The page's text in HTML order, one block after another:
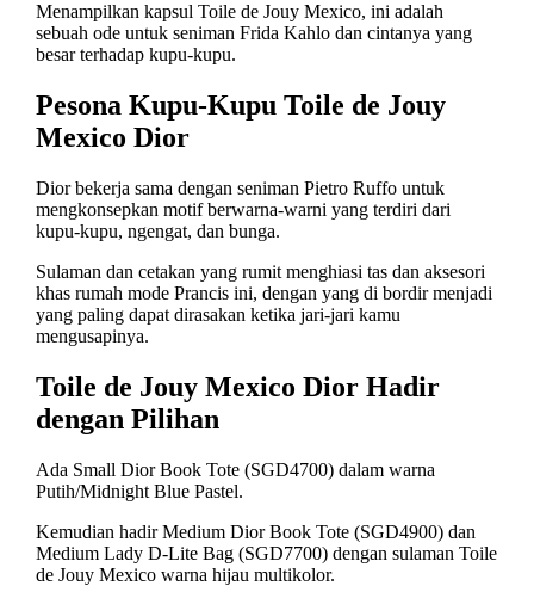
Menampilkan kapsul Toile de Jouy Mexico, ini adalah
sebuah ode untuk seniman Frida Kahlo dan cintanya yang
besar terhadap kupu-kupu.
Pesona Kupu-Kupu Toile de Jouy
Mexico Dior
Dior bekerja sama dengan seniman Pietro Ruffo untuk
mengkonsepkan motif berwarna-warni yang terdiri dari
kupu-kupu, ngengat, dan bunga.
Sulaman dan cetakan yang rumit menghiasi tas dan aksesori
khas rumah mode Prancis ini, dengan yang di bordir menjadi
yang paling dapat dirasakan ketika jari-jari kamu
mengusapinya.
Toile de Jouy Mexico Dior Hadir
dengan Pilihan
Ada Small Dior Book Tote (SGD4700) dalam warna
Putih/Midnight Blue Pastel.
Kemudian hadir Medium Dior Book Tote (SGD4900) dan
Medium Lady D-Lite Bag (SGD7700) dengan sulaman Toile
de Jouy Mexico warna hijau multikolor.